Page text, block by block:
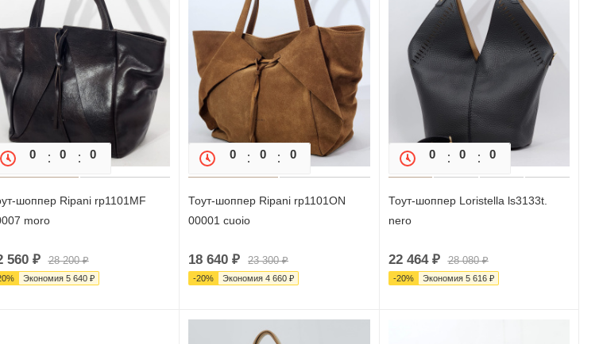
0 0 0 0
шоппер Ripani rp1101MF
moro
560₽ 28 200₽
% Экономия 5 640₽
0 0 0 0
Тоут-шоппер Ripani rp1101ON
00001 cuoio
18 640 ₽ 23 300₽
-20% Экономия 4 660 ₽
0 0 0 0
Тоут-шоппер Loristella ls3133t.
nero
22 464₽ 28 080₽
-20% Экономия 5 616₽